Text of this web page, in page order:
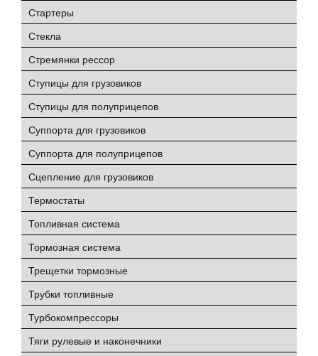
Стартеры
Стекла
Стремянки рессор
Ступицы для грузовиков
Ступицы для полуприцепов
Суппорта для грузовиков
Суппорта для полуприцепов
Сцепление для грузовиков
Термостаты
Топливная система
Тормозная система
Трещетки тормозные
Трубки топливные
Турбокомпрессоры
Тяги рулевые и наконечники